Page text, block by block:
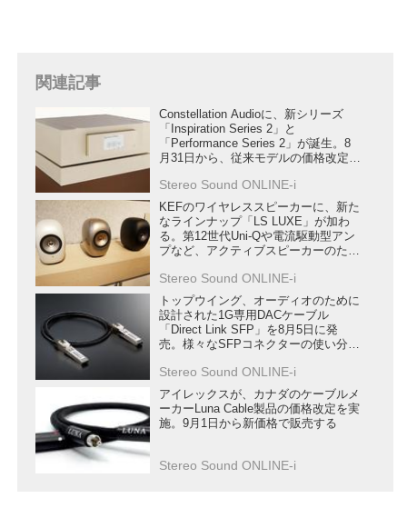
関連記事
Constellation Audioに、新シリーズ
「Inspiration Series 2」と
「Performance Series 2」が誕生。8
月31日から、従来モデルの価格改定も
Stereo Sound ONLINE-i
KEFのワイヤレススピーカーに、新た
なラインナップ「LS LUXE」が加わ
る。第12世代Uni-Qや電流駆動型アン
プなど、アクティブスピーカーのため
Stereo Sound ONLINE-i
トップウイング、オーディオのために
設計された1G専用DACケーブル
「Direct Link SFP」を8月5日に発
売。様々なSFPコネクターの使い分け
Stereo Sound ONLINE-i
アイレックスが、カナダのケーブルメ
ーカーLuna Cable製品の価格改定を実
施。9月1日から新価格で販売する
Stereo Sound ONLINE-i